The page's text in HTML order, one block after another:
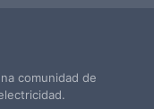
comunidad de